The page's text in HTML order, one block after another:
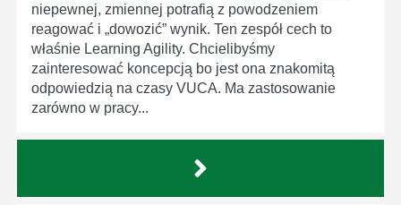
niepewnej, zmiennej potrafią z powodzeniem
reagować i „dowozić” wynik. Ten zespół cech to
właśnie Learning Agility. Chcielibyśmy
zainteresować koncepcją bo jest ona znakomitą
odpowiedzią na czasy VUCA. Ma zastosowanie
zarówno w pracy...